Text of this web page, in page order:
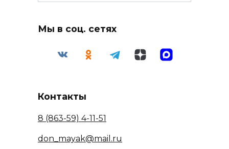
Мы в соц. сетях
Контакты
8 (863-59) 4-11-51
don_mayak@mail.ru